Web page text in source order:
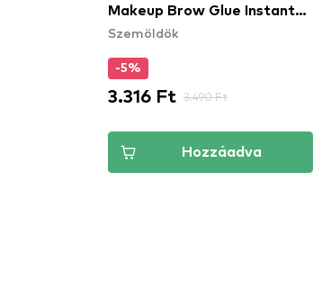
Makeup Brow Glue Instant
Brow Styler
Szemöldök
-5%
3.316 Ft 3.490 Ft
Hozzáadva